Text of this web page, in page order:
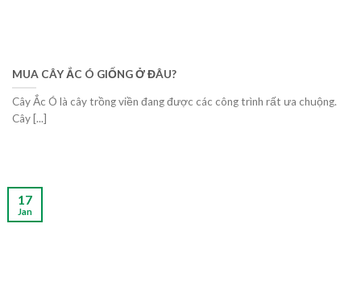
MUA CÂY ẮC Ó GIỐNG Ở ĐÂU?
Cây Ắc Ó là cây trồng viền đang được các công trình rất ưa chuộng.
Cây [...]
17
Jan